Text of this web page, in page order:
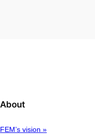
About
FEM’s vision »